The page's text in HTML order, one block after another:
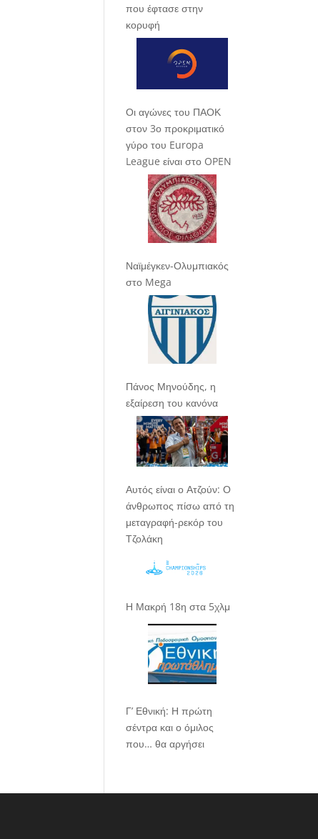
που έφτασε στην
κορυφή
Οι αγώνες του ΠΑΟΚ
στον 3ο προκριματικό
γύρο του Europa
League είναι στο OPEN
Ναϊμέγκεν-Ολυμπιακός
στο Mega
Πάνος Μηνούδης, η
εξαίρεση του κανόνα
Αυτός είναι ο Ατζούν: Ο
άνθρωπος πίσω από τη
μεταγραφή-ρεκόρ του
Τζολάκη
Η Μακρή 18η στα 5χλμ
Γ’ Εθνική: Η πρώτη
σέντρα και ο όμιλος
που… θα αργήσει